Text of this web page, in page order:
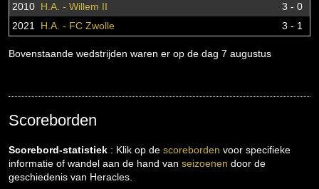
2010 H.A. - Willem II
3 - 0
2021 H.A. - FC Zwolle 3 - 1
Bovenstaande wedstrijden waren er op de dag 7 augustus
Scoreborden
Scorebord-statistiek : Klik op de scoreborden voor specifieke
informatie of wandel aan de hand van seizoenen door de
geschiedenis van Heracles.